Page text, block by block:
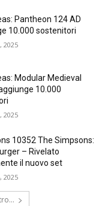
Pantheon 124 AD
10.000 sostenitori
2025
Modular Medieval
10.000
2025
10352 The Simpsons:
– Rivelato
il nuovo set
2025